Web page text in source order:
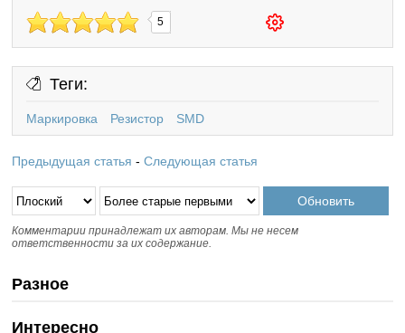
5
Теги:
Маркировка Резистор SMD
Предыдущая статья -Следующая статья
Комментарии принадлежат их авторам. Мы не несем
ответственности за их содержание.
Разное
Интересно